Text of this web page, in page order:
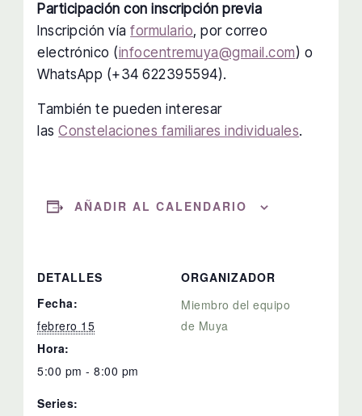
Participación con inscripción previa
Inscripción víaformulario, por correo
electrónico (infocentremuya@gmail.com) o
WhatsApp (+34 622395594).
También te pueden interesar
lasConstelaciones familiares individuales.
AÑADIR AL CALENDARIO
DETALLES
Fecha:
febrero 15
Hora:
5:00 pm - 8:00 pm
Series:
ORGANIZADOR
Miembro del equipo
de Muya